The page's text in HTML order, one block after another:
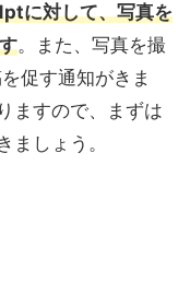
に対して、写真を
。また、写真を撮
促す通知がきま
ますので、まずは
ましょう。